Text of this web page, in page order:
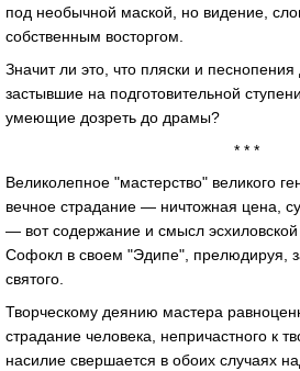
под необычной маской, но видение,
собственным восторгом.
Значит ли это, что пляски и песнопения
застывшие на подготовительной
умеющие дозреть до драмы?
* * *
Великолепное "мастерство" великого
вечное страдание — ничтожная цена,
— вот содержание и смысл эсхиловской
Софокл в своем "Эдипе", прелюдируя,
святого.
Творческому деянию мастера
страдание человека, непричастного к
насилие свершается в обоих случаях